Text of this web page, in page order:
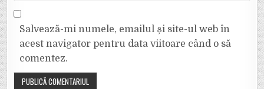
Salvează-mi numele, emailul și site-ul web în
acest navigator pentru data viitoare când o să
comentez.